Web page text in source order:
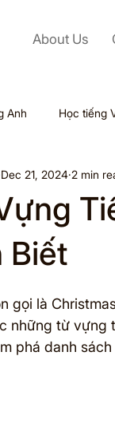
About Us
Anh Học tiếng
Labor Day
Tết Outsourcing
Biết
Dec 21, 2024 2 min
gọi là
những từ vựng
phá danh